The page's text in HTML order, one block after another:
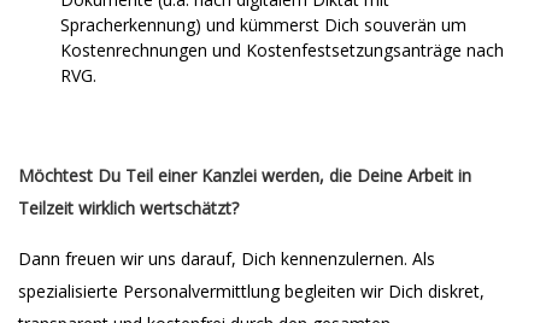
Spracherkennung) und kümmerst Dich souverän um
Kostenrechnungen und Kostenfestsetzungsanträge nach
RVG.
Möchtest Du Teil einer Kanzlei werden, die Deine Arbeit in
Teilzeit wirklich wertschätzt?
Dann freuen wir uns darauf, Dich kennenzulernen. Als
spezialisierte Personalvermittlung begleiten wir Dich diskret,